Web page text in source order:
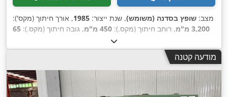
מצב: שופץ בסדנה (משומש), שנת ייצור: 1985, אורך חיתוך (מקס'):
3,200 מ"מ
, רוחב חיתוך (מקס.): 450 מ"מ , גובה חיתוך (מקס.): 65
, משקל כולל:4,800 ק"ג
מודעה קטנה